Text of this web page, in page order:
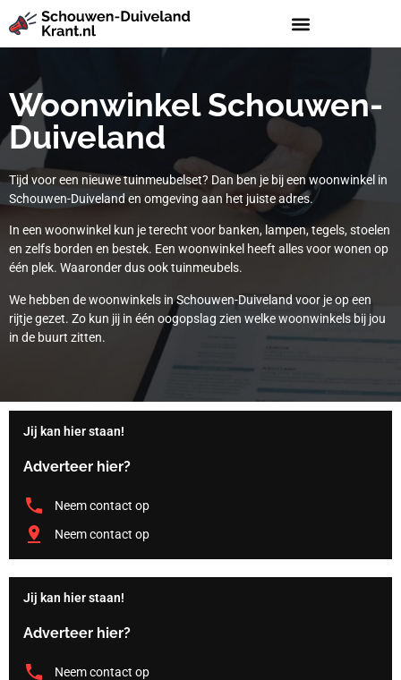
Woonwinkel Schouwen-
Duiveland
Tijd voor een nieuwe tuinmeubelset? Dan ben je bij een woonwinkel in
Schouwen-Duiveland en omgeving aan het juiste adres.
In een woonwinkel kun je terecht voor banken, lampen, tegels, stoelen
en zelfs borden en bestek. Een woonwinkel heeft alles voor wonen op
één plek. Waaronder dus ook tuinmeubels.
We hebben de woonwinkels in Schouwen-Duiveland voor je op een
rijtje gezet. Zo kun jij in één oogopslag zien welke woonwinkels bij jou
in de buurt zitten.
Jij kan hier staan!
Adverteer hier?
Neem contact op
Neem contact op
Jij kan hier staan!
Adverteer hier?
Neem contact op